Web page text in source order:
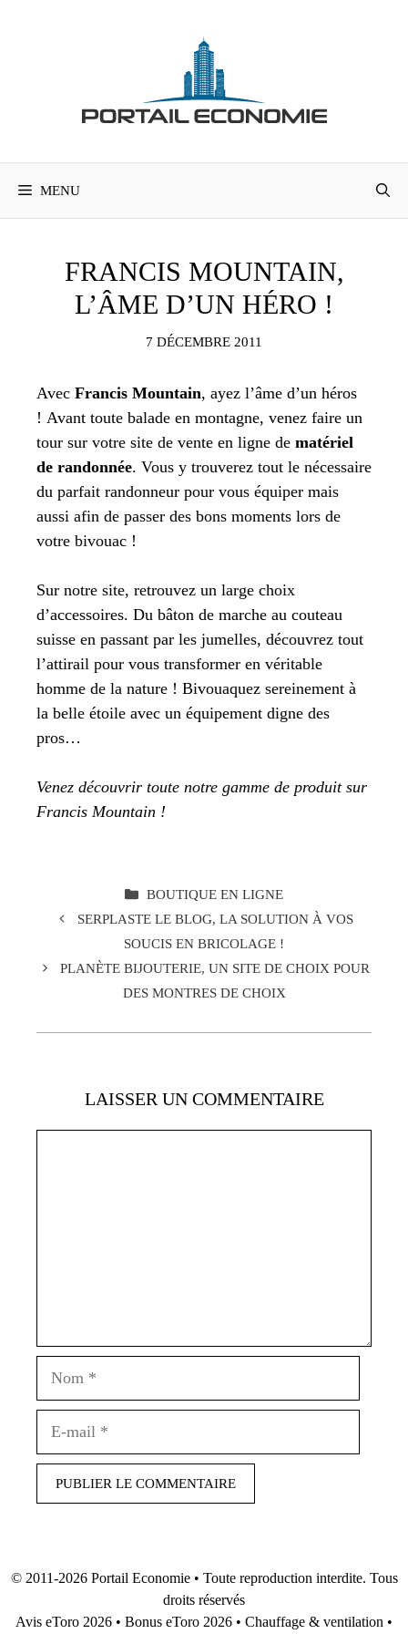
MENU
FRANCIS MOUNTAIN,
L’ÂME D’UN HÉRO !
7 DÉCEMBRE 2011
Avec Francis Mountain, ayez l’âme d’un héros
! Avant toute balade en montagne, venez faire un
tour sur votre site de vente en ligne de matériel
de randonnée. Vous y trouverez tout le nécessaire
du parfait randonneur pour vous équiper mais
aussi afin de passer des bons moments lors de
votre bivouac !
Sur notre site, retrouvez un large choix
d’accessoires. Du bâton de marche au couteau
suisse en passant par les jumelles, découvrez tout
l’attirail pour vous transformer en véritable
homme de la nature ! Bivouaquez sereinement à
la belle étoile avec un équipement digne des
pros…
Venez découvrir toute notre gamme de produit sur
Francis Mountain !
CATÉGORIES
BOUTIQUE EN LIGNE
SERPLASTE LE BLOG, LA SOLUTION À VOS
SOUCIS EN BRICOLAGE !
PLANÈTE BIJOUTERIE, UN SITE DE CHOIX POUR
DES MONTRES DE CHOIX
LAISSER UN COMMENTAIRE
© 2011-2026 Portail Economie• Toute reproduction interdite. Tous
droits réservés
Avis eToro 2026 • Bonus eToro 2026 • Chauffage & ventilation •